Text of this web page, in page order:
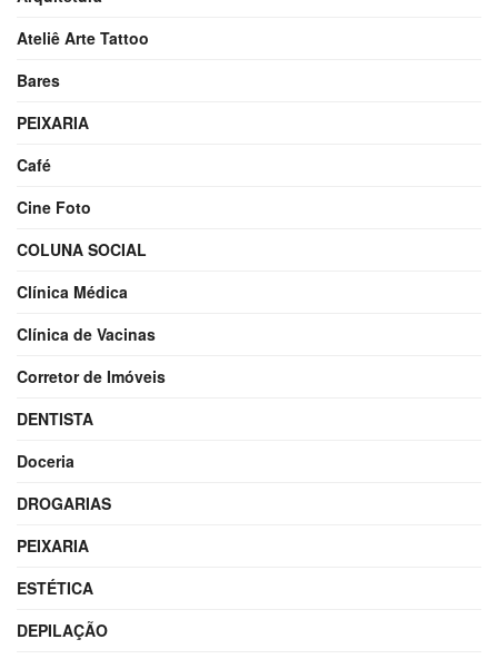
Ateliê Arte Tattoo
Bares
PEIXARIA
Café
Cine Foto
COLUNA SOCIAL
Clínica Médica
Clínica de Vacinas
Corretor de Imóveis
DENTISTA
Doceria
DROGARIAS
PEIXARIA
ESTÉTICA
DEPILAÇÃO